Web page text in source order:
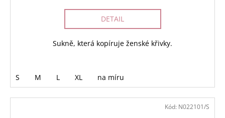
DETAIL
Sukně, která kopíruje ženské křivky.
S M L XL na míru
Kód: N022101/S